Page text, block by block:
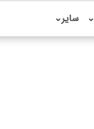
⌄ سایر⌄